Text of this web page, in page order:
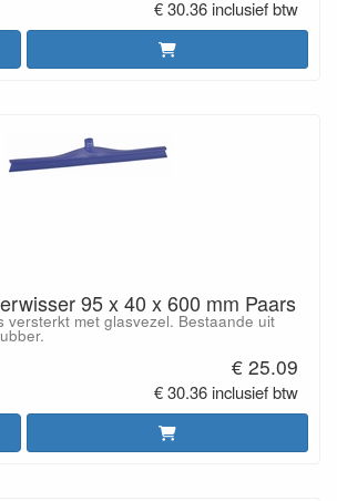
€ 30.36 inclusief btw
95 x 40 x 600 mm Paars
versterkt met glasvezel. Bestaande uit
€ 25.09
€ 30.36 inclusief btw